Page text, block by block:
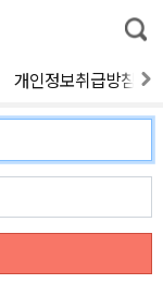
통
합
색
개인정보취급방침